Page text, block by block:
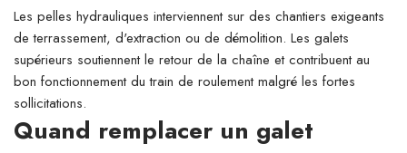
Les pelles hydrauliques interviennent sur des chantiers exigeants
de terrassement, d'extraction ou de démolition. Les galets
supérieurs soutiennent le retour de la chaîne et contribuent au
bon fonctionnement du train de roulement malgré les fortes
sollicitations.
Quand remplacer un galet